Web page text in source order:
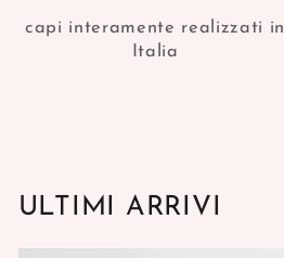
capi interamente realizzati in
Italia
ULTIMI ARRIVI